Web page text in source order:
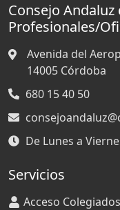
Consejo Andaluz
Profesionales/
Avenida del
14005 Córdoba
680 15 40 50
De Lunes a
Servicios
Acceso